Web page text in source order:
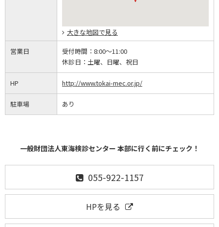
大きな地図で見る
営業日 受付時間： 8:00～11:00
休診日： 土曜、日曜、祝日
HP http://www.tokai-mec.or.jp/
駐車場 あり
一般財団法人東海検診センター 本部に行く前にチェック！
055-922-1157
HPを見る